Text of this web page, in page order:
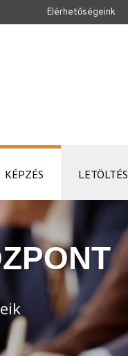
Elérhetőségeink
KÉPZÉS LETÖLTÉS